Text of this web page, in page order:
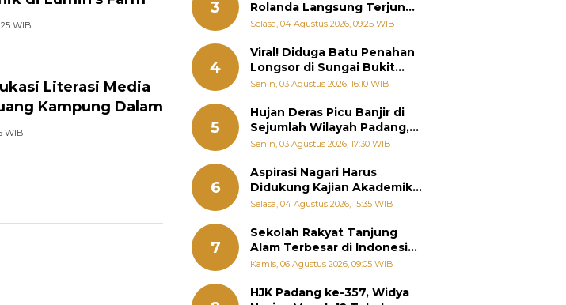
WIB
Literasi Media
Kampung Dalam
WIB
3
Rolanda Langsung Terjun
Bantu Warga Terdampak
Selasa, 04 Agustus 2026, 09:25 WIB
4
Viral! Diduga Batu Penahan
Longsor di Sungai Bukit
Nago Padang Diambil, Warga
Senin, 03 Agustus 2026, 16:10 WIB
5
Hujan Deras Picu Banjir di
Sejumlah Wilayah Padang,
Fadly Amran Perintahkan
Senin, 03 Agustus 2026, 17:30 WIB
6
Aspirasi Nagari Harus
Didukung Kajian Akademik,
Zigo Rolanda: Agar Mudah
Kementerian
Selasa, 04 Agustus 2026, 15:35 WIB
7
Sekolah Rakyat Tanjung
Alam Terbesar di Indonesia,
Groundbreaking September
Kamis, 06 Agustus 2026, 09:05 WIB
HJK Padang ke-357, Widya